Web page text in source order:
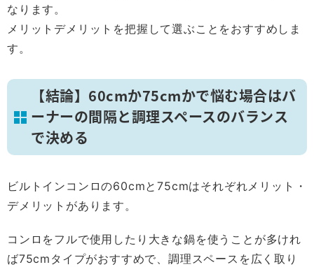
なります。
メリットデメリットを把握して選ぶことをおすすめしま
す。
【結論】60cmか75cmかで悩む場合はバ
ーナーの間隔と調理スペースのバランス
で決める
ビルトインコンロの60cmと75cmはそれぞれメリット・
デメリットがあります。
コンロをフルで使用したり大きな鍋を使うことが多けれ
ば75cmタイプがおすすめで、調理スペースを広く取り